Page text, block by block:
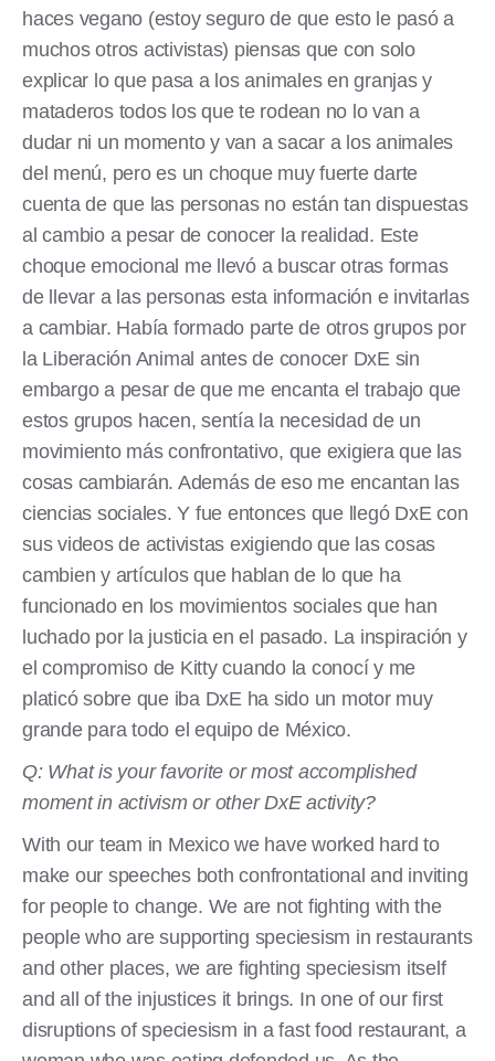
haces vegano (estoy seguro de que esto le pasó a
muchos otros activistas) piensas que con solo
explicar lo que pasa a los animales en granjas y
mataderos todos los que te rodean no lo van a
dudar ni un momento y van a sacar a los animales
del menú, pero es un choque muy fuerte darte
cuenta de que las personas no están tan dispuestas
al cambio a pesar de conocer la realidad. Este
choque emocional me llevó a buscar otras formas
de llevar a las personas esta información e invitarlas
a cambiar. Había formado parte de otros grupos por
la Liberación Animal antes de conocer DxE sin
embargo a pesar de que me encanta el trabajo que
estos grupos hacen, sentía la necesidad de un
movimiento más confrontativo, que exigiera que las
cosas cambiarán. Además de eso me encantan las
ciencias sociales. Y fue entonces que llegó DxE con
sus videos de activistas exigiendo que las cosas
cambien y artículos que hablan de lo que ha
funcionado en los movimientos sociales que han
luchado por la justicia en el pasado. La inspiración y
el compromiso de Kitty cuando la conocí y me
platicó sobre que iba DxE ha sido un motor muy
grande para todo el equipo de México.
Q: What is your favorite or most accomplished
moment in activism or other DxE activity?
With our team in Mexico we have worked hard to
make our speeches both confrontational and inviting
for people to change. We are not fighting with the
people who are supporting speciesism in restaurants
and other places, we are fighting speciesism itself
and all of the injustices it brings. In one of our first
disruptions of speciesism in a fast food restaurant, a